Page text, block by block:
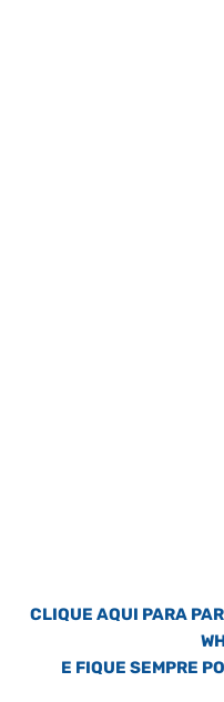
CLIQUE AQUI PARA
E FIQUE SEMPRE